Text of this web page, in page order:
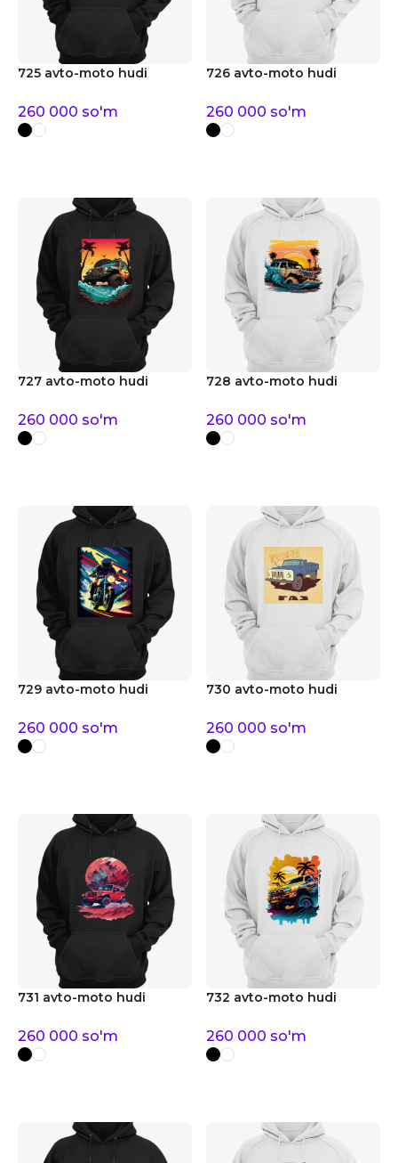
725 avto-moto hudi
260 000 so'm
726 avto-moto hudi
260 000 so'm
727 avto-moto hudi
260 000 so'm
728 avto-moto hudi
260 000 so'm
729 avto-moto hudi
260 000 so'm
730 avto-moto hudi
260 000 so'm
731 avto-moto hudi
260 000 so'm
732 avto-moto hudi
260 000 so'm